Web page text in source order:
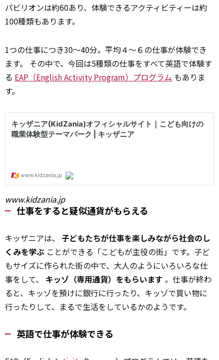
パビリオンは約60あり、体験できるアクティビティーは約
100種類もあります。
1つの仕事につき30～40分。平均４～６の仕事が体験でき
ます。 その中で、今回は5種類の仕事をすべて英語で体験す
る EAP（English Activity Program）プログラム もありま
す。
www.kidzania.jp
仕事をすると疑似通貨がもらえる
キッザニアは、 子どもたちが仕事を楽しみながら社会のし
くみを学ぶ ことができる「こどもが主役の街」です。子ど
もサイズに作られた街の中で、大人のようにいろいろな仕
事をして、 キッゾ（専用通貨）をもらいます 。仕事が終わ
ると、キッゾを預けに銀行に行ったり、キッゾで買い物に
行ったりして、まるで生活をしているかのようです。
英語で仕事が体験できる